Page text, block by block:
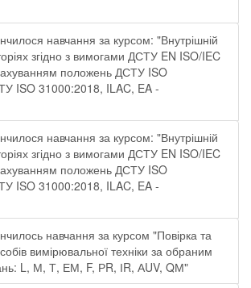
навчання за курсом: "Внутрішній
згідно з вимогами ДСТУ EN ISO/IEC
положень ДСТУ ISO
ISO 31000:2018, ILAC, EA -
навчання за курсом: "Внутрішній
згідно з вимогами ДСТУ EN ISO/IEC
положень ДСТУ ISO
ISO 31000:2018, ILAC, EA -
навчання за курсом "Повірка та
вимірювальної техніки за обраним
L, М, Т, ЕМ, F, РR, ІR, АUV, QМ"